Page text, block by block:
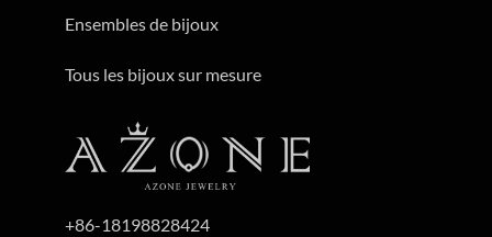
+86-18198828424
Ensembles de bijoux
Tous les bijoux sur mesure